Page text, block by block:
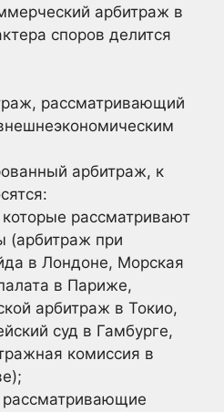
арбитраж в
споров делится
рассматривающий
арбитраж, к
рассматривают
(арбитраж при
в Лондоне, Морская
в Париже,
арбитраж в Токио,
суд в Гамбурге,
комиссия в